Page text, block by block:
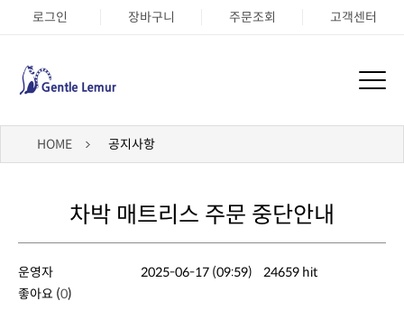
로그인 장바구니 주문조회 고객센터
HOME 공지사항
차박 매트리스 주문 중단안내
운영자 2025-06-17 (09:59)
24659 hit
좋아요 (0)